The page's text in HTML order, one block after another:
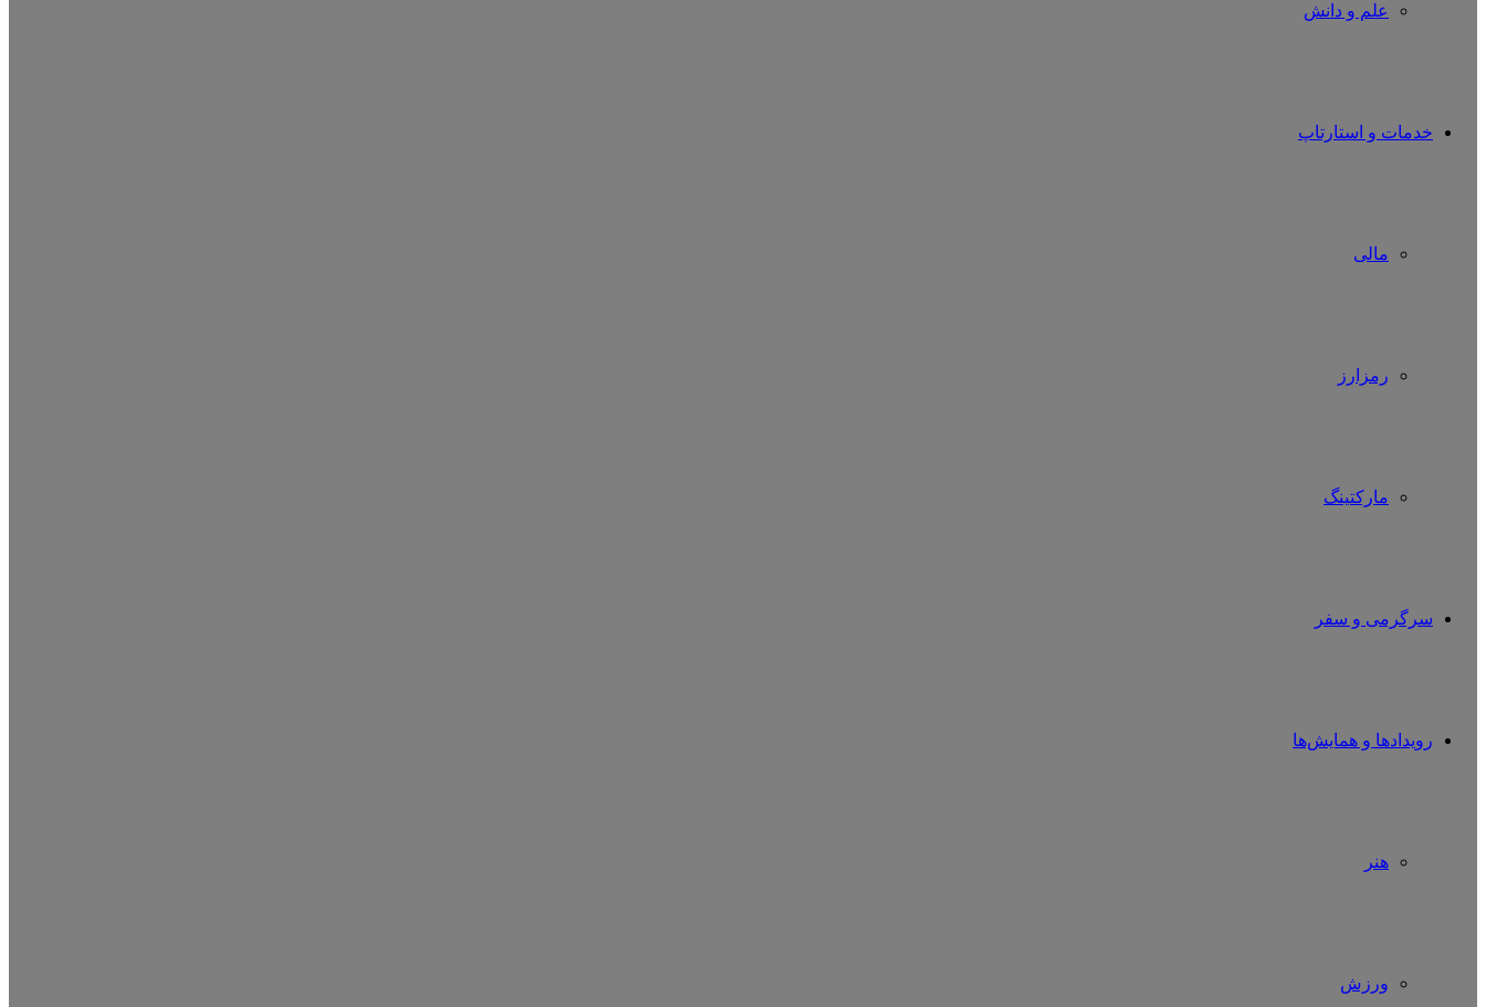
علم و دانش
خدمات و استارتاپ
مالی
رمزارز
مارکتینگ
سرگرمی و سفر
رویدادها و همایش‌ها
هنر
ورزش